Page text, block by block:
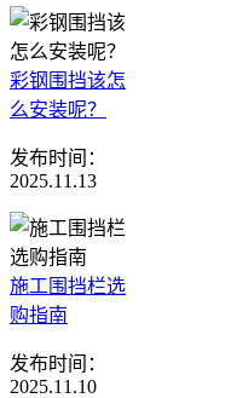
彩钢围挡该怎
么安装呢？
发布时间：
2025.11.13
施工围挡栏选
购指南
发布时间：
2025.11.10